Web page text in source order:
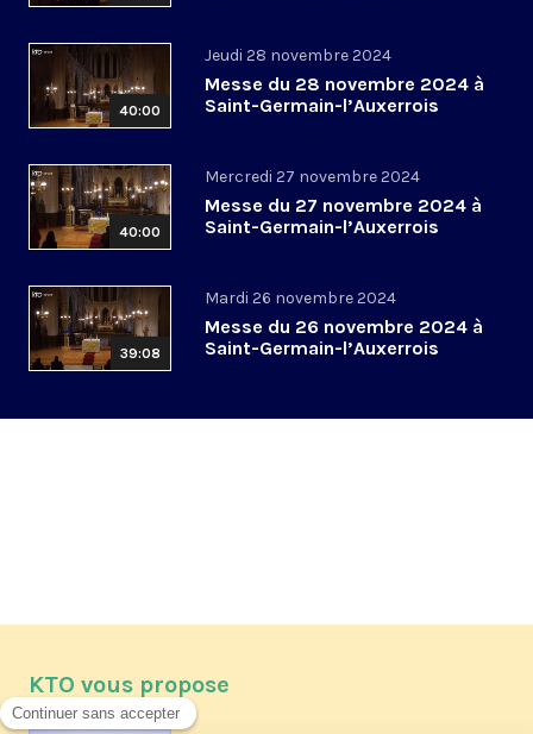
40:00
Jeudi 28 novembre 2024
Messe du 28 novembre 2024 à
Saint-Germain-l’Auxerrois
40:00
Mercredi 27 novembre 2024
Messe du 27 novembre 2024 à
Saint-Germain-l’Auxerrois
39:08
Mardi 26 novembre 2024
Messe du 26 novembre 2024 à
Saint-Germain-l’Auxerrois
KTO vous propose